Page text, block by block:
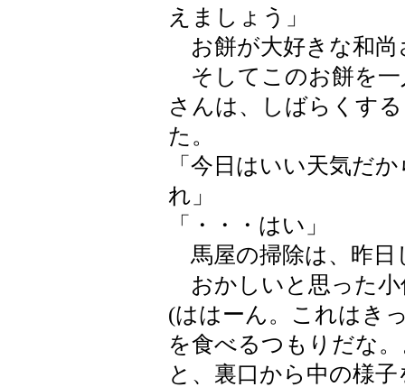
えましょう」
お餅が大好きな和尚
そしてこのお餅を一
さんは、しばらくす
た。
「今日はいい天気だ
れ」
「・・・はい」
馬屋の掃除は、昨日
おかしいと思った小
(ははーん。これはき
を食べるつもりだな
と、裏口から中の様